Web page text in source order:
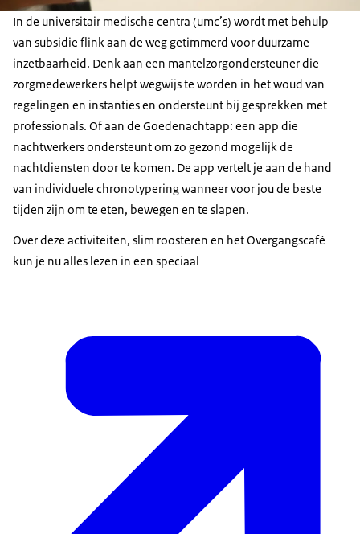
In de universitair medische centra (umc’s) wordt met behulp
van subsidie flink aan de weg getimmerd voor duurzame
inzetbaarheid. Denk aan een mantelzorgondersteuner die
zorgmedewerkers helpt wegwijs te worden in het woud van
regelingen en instanties en ondersteunt bij gesprekken met
professionals. Of aan de Goedenachtapp: een app die
nachtwerkers ondersteunt om zo gezond mogelijk de
nachtdiensten door te komen. De app vertelt je aan de hand
van individuele chronotypering wanneer voor jou de beste
tijden zijn om te eten, bewegen en te slapen.
Over deze activiteiten, slim roosteren en het Overgangscafé
kun je nu alles lezen in een speciaal